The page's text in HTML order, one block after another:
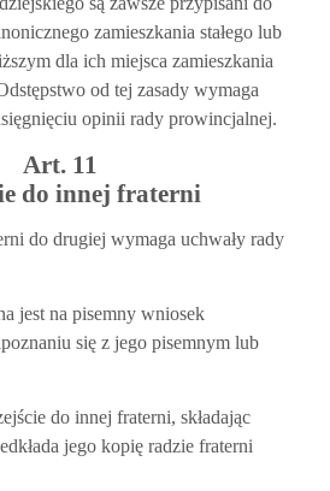
zamieszkania stałego lub
dla ich miejsca zamieszkania
od tej zasady wymaga
opinii rady prowincjalnej.
Art. 11
do innej fraterni
do drugiej wymaga uchwały rady
jest na pisemny wniosek
się z jego pisemnym lub
do innej fraterni, składając
jego kopię radzie fraterni